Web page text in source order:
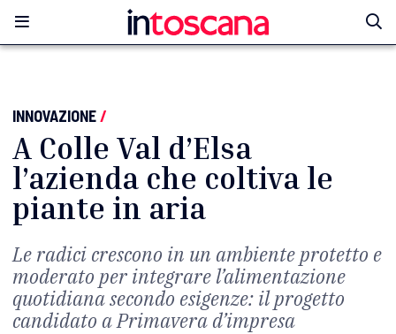
INNOVAZIONE/
A Colle Val d’Elsa
l’azienda che coltiva le
piante in aria
Le radici crescono in un ambiente protetto e
moderato per integrare l’alimentazione
quotidiana secondo esigenze: il progetto
candidato a Primavera d’impresa